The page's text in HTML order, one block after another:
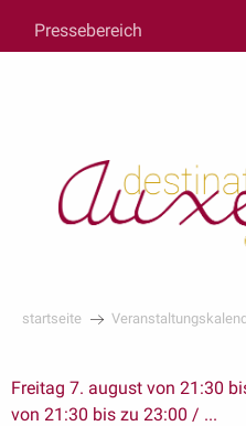
contenu
principal
Pressebereich
startseite
Freitag 7. august von 21:30
von 21:30 bis zu 23:00 / ...